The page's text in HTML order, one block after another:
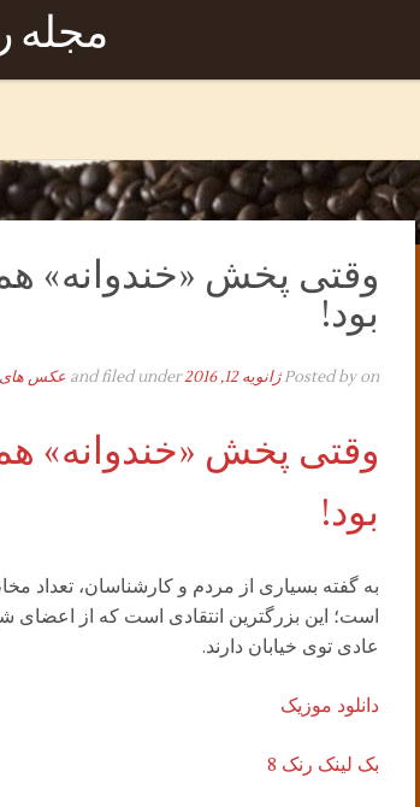
مجله
وقتی پخش «خندوانه» هم
بود!
Posted byon ژانویه 12, 2016 and filed under عکس های
وقتی پخش «خندوانه» هم
بود!
به گفته بسیاری از مردم و کارشناسان، تعداد
است؛ این بزرگترین انتقادی است که از اعضای
عادی توی خیابان دارند.
دانلود موزیک
بک لینک رنک 8